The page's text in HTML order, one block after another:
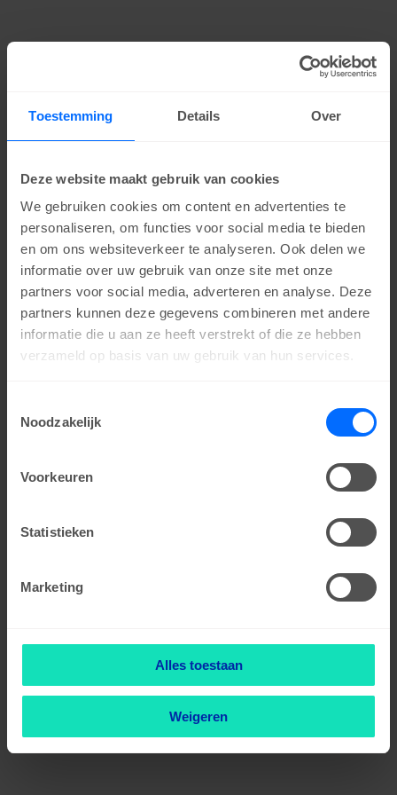
Toestemming Details Over
Deze website maakt gebruik van cookies
We gebruiken cookies om content en advertenties te
personaliseren, om functies voor social media te bieden
en om ons websiteverkeer te analyseren. Ook delen we
informatie over uw gebruik van onze site met onze
partners voor social media, adverteren en analyse. Deze
partners kunnen deze gegevens combineren met andere
informatie die u aan ze heeft verstrekt of die ze hebben
verzameld op basis van uw gebruik van hun services.
Noodzakelijk
Voorkeuren
Statistieken
Marketing
Alles toestaan
Weigeren